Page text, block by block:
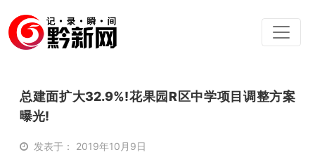
总建面扩大32.9%!花果园R区中学项目调整方案
曝光!
发表于： 2019年10月9日